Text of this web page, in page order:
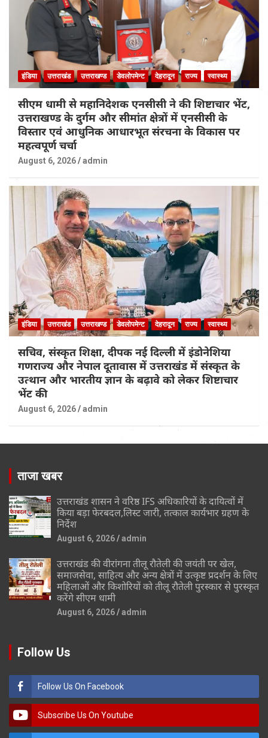
इंडिया उत्तराखंड उत्तराखण्ड डेवलोपमेन्ट देहरादून राज्य स्वास्थ्य
सीएम धामी से महानिदेशक एनसीसी ने की शिष्टाचार भेंट,
उत्तराखण्ड के दुर्गम और सीमांत क्षेत्रों में एनसीसी के
विस्तार एवं आधुनिक आधारभूत संरचना के विकास पर
महत्वपूर्ण चर्चा
August 6, 2026 admin
इंडिया उत्तराखंड उत्तराखण्ड डेवलोपमेन्ट देहरादून राज्य स्वास्थ्य
सचिव, संस्कृत शिक्षा, दीपक नई दिल्ली में इंडोनेशिया
गणराज्य और नेपाल दूतावास में उत्तराखंड में संस्कृत के
उत्थान और भारतीय ज्ञान के बढ़ावे को लेकर शिष्टाचार
भेंट की
August 6, 2026 admin
ताजा खबर
उत्तराखंड शासन ने वरिष्ठ IFS अधिकारियों के दायित्वों में
किया बड़ा फेरबदल,लिस्ट जारी, तत्काल कार्यभार ग्रहण के
निर्देश
August 6, 2026 admin
उत्तराखंड की वीरांगना तीलू रौतेली की जयंती पर खेल,
समाजसेवा, साहित्य और अन्य क्षेत्रों में उत्कृष्ट प्रदर्शन के लिए
महिलाओं और किशोरियों को तीलू रौतेली पुरस्कार से पुरस्कृत
करेंगे सीएम धामी
August 6, 2026 admin
Follow Us
Follow Us On Facebook
Subscribe Us On Youtube